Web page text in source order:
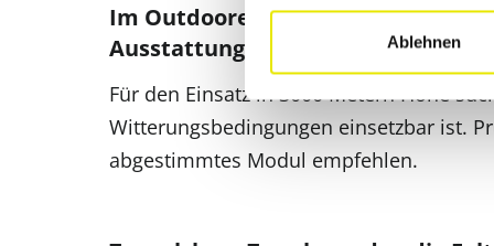
Ablehnen
Im Outdooreinsatz werden
Ausstattung und welche Extras
Für den Einsatz in 3000 Metern Höhe
Witterungsbedingungen einsetzbar ist.
abgestimmtes Modul empfehlen.